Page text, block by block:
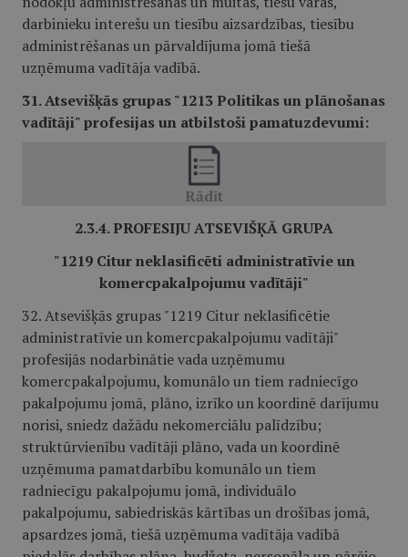
darbinieku interešu un tiesību aizsardzības, tiesību
administrēšanas un pārvaldījuma jomā tiešā
uzņēmuma vadītāja vadībā.
31. Atsevišķās grupas "1213 Politikas un plānošanas
vadītāji" profesijas un atbilstoši pamatuzdevumi:
2.3.4. PROFESIJU ATSEVIŠĶĀ GRUPA
"1219 Citur neklasificēti administratīvie un
komercpakalpojumu vadītāji"
32. Atsevišķās grupas "1219 Citur neklasificētie
administratīvie un komercpakalpojumu vadītāji"
profesijās nodarbinātie vada uzņēmumu
komercpakalpojumu, komunālo un tiem radniecīgo
pakalpojumu jomā, plāno, izrīko un koordinē darījumu
norisi, sniedz dažādu nekomerciālu palīdzību;
struktūrvienību vadītāji plāno, vada un koordinē
uzņēmuma pamatdarbību komunālo un tiem
radniecīgu pakalpojumu jomā, individuālo
pakalpojumu, sabiedriskās kārtības un drošības jomā,
apsardzes jomā, tiešā uzņēmuma vadītāja vadībā